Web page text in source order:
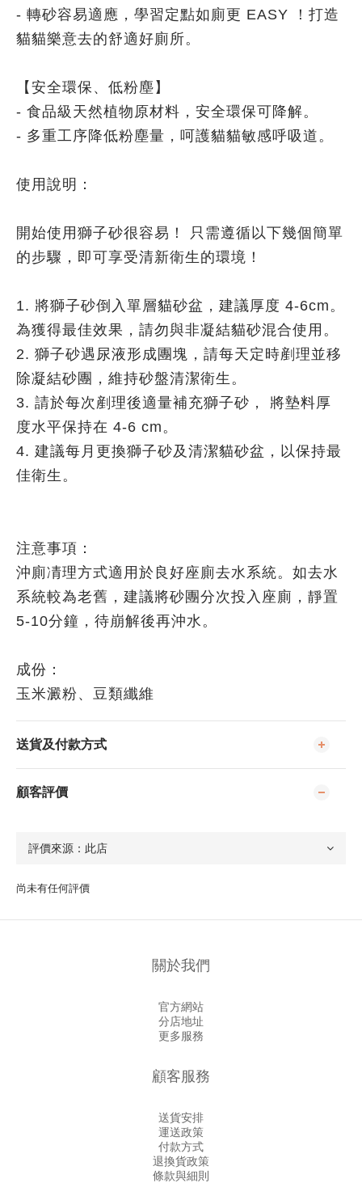
- 轉砂容易適應，學習定點如廁更 EASY ！打造
貓貓樂意去的舒適好廁所。
【安全環保、低粉塵】
- 食品級天然植物原材料，安全環保可降解。
- 多重工序降低粉塵量，呵護貓貓敏感呼吸道。
使用說明：
開始使用獅子砂很容易！ 只需遵循以下幾個簡單
的步驟，即可享受清新衛生的環境！
1. 將獅子砂倒入單層貓砂盆，建議厚度 4-6cm。
為獲得最佳效果，請勿與非凝結貓砂混合使用。
2. 獅子砂遇尿液形成團塊，請每天定時剷理並移
除凝結砂團，維持砂盤清潔衛生。
3. 請於每次剷理後適量補充獅子砂， 將墊料厚
度水平保持在 4-6 cm。
4. 建議每月更換獅子砂及清潔貓砂盆，以保持最
佳衛生。
注意事項：
沖廁凊理方式適用於良好座廁去水系統。如去水
系統較為老舊，建議將砂團分次投入座廁，靜置
5-10分鐘，待崩解後再沖水。
成份：
玉米澱粉、豆類纖維
送貨及付款方式
顧客評價
尚未有任何評價
關於我們
官方網站
分店地址
更多服務
顧客服務
送貨安排
運送政策
付款方式
退換貨政策
條款與細則